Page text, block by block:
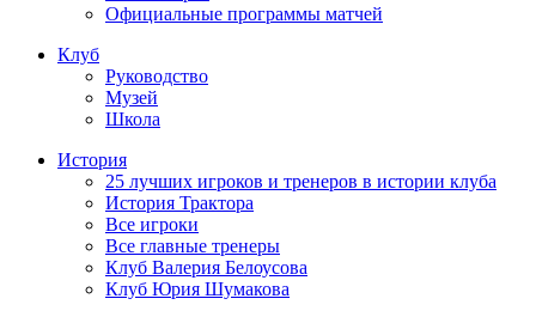
Официальные программы матчей
Клуб
Руководство
Музей
Школа
История
25 лучших игроков и тренеров в истории клуба
История Трактора
Все игроки
Все главные тренеры
Клуб Валерия Белоусова
Клуб Юрия Шумакова